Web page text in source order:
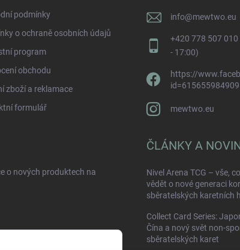
podmínky
o ochraně osobních údajů
program
obchodu
zboží a reklamace
formulář
info@mewtwo.eu
+420 778 507 010
- 17:00)
https://
mewtwo.eu
o nových produktech na
ČLÁNKY A
Nivel Arena TCG – vše,
vědět o nové generaci
sběratelských karetních
Collect Card Series:
Čína a nový svět non-
sběratelských karet